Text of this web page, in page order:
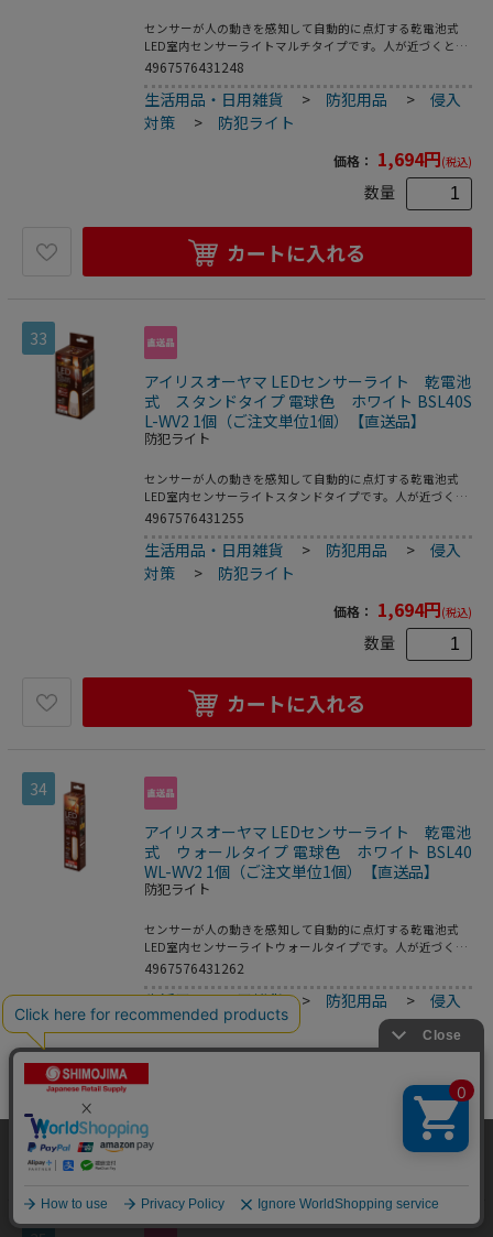
当サイトはクッキー（Cookie）を使用しています。Cookieの使用に同意いた
だける場合は「OK」をクリックしてください。
OK
センサーが人の動きを感知して自動的に点灯する乾電池式
LED室内センサーライトマルチタイプです。人が近づくとふ
わっと光るので納戸・廊下・クローゼット・玄関・物置など
の明かり取りに最適です。乾電池式で電源や配線が不要なの
で、いろいろな場所に簡単に設置できます。2段階の明るさ
切り替えができます（Hi／Lo）。●光源色：電球色●光
源：0．5W－LED×4個●全光束：ON：約40lm／AUTOHi：
約40lm／AUTOLo：約12lm●感知センサー：赤外線受動式
センサー●明暗センサー：フォトセンサー●点灯保持時間：
ON常時点灯／AUTO約10秒（感知中は常時点灯）●点灯モ
ード：OFF／ON／AUTOLo／AUTOHi●使用電池：単3形ア
秒点灯の場合）：ON約15時間／AUTOHi約12ヵ月／
AUTOLo約24ヵ月●設置場所：屋内専用●保証期間：お買い
上げ日より1年間●センサー感知距離：約2．5mまで●取り
4967576431248
生活用品・日用雑貨 > 防犯用品 >侵入
対策
> 防犯ライト
価格： 1,694円(税込)
数量
カートに入れる
33
アイリスオーヤマ LEDセンサーライト 乾電池
式 スタンドタイプ 電球色 ホワイト BSL40S
L-WV2 1個（ご注文単位1個）【直送品】
防犯ライト
センサーが人の動きを感知して自動的に点灯する乾電池式
LED室内センサーライトスタンドタイプです。人が近づくと
ふわっと光るので階段・クローゼット・ベッドサイドなどの
明かり取りに最適です。乾電池式で電源や配線が不要なの
で、いろいろな場所（壁フック／収納式フック）に簡単に設
置できます。2段階の明るさ切り替えができます（Hi／
Lo）。●光源色：電球色●光源：0．5W－LED×4個●全光
束：ON：約40lm／AUTOHi：約40lm／AUTOLo：約12lm●
感知センサー：赤外線受動式センサー●明暗センサー：フォ
トセンサー●点灯保持時間：ON常時点灯／AUTO約10秒
（感知中は常時点灯）●点灯モード：OFF／ON／AUTOLo
電池寿命目安（1日10回／各10秒点灯の場合）：ON約15時
間／AUTOHi約12ヵ月／AUTOLo約24ヵ月●設置場所：屋内
専用●保証期間：お買い上げ日より1年間●センサー感知距
4967576431255
生活用品・日用雑貨 > 防犯用品 >侵入
対策
> 防犯ライト
価格： 1,694円(税込)
数量
カートに入れる
34
アイリスオーヤマ LEDセンサーライト 乾電池
式 ウォールタイプ 電球色 ホワイト BSL40
WL-WV2 1個（ご注文単位1個）【直送品】
防犯ライト
センサーが人の動きを感知して自動的に点灯する乾電池式
LED室内センサーライトウォールタイプです。人が近づくと
ふわっと光るので階段・廊下・物置・玄関・クローゼットな
どの明かり取りに最適です。乾電池式で電源や配線が不要な
ので、いろいろな場所に簡単に設置できます。2段階の明る
さ切り替えができます（Hi／Lo）。●光源色：電球色●光
源：0．5W－LED×4個●全光束：ON：約40lm／AUTOHi：
約40lm／AUTOLo：約12lm●感知センサー：赤外線受動式
ON常時点灯／AUTO約10秒（感知中は常時点灯）●点灯モ
ード：OFF／ON／AUTOLo／AUTOHi●使用電池：単3形ア
ルカリ乾電池3本（別売）●電池寿命目安（1日10回／各10
秒点灯の場合）：ON約15時間／AUTOHi約12ヵ月／
り付けプレート×1個／ねじ×2本／釘×2本
4967576431262
生活用品・日用雑貨> 防犯用品 >侵入
対策> 防犯ライト
1,694円